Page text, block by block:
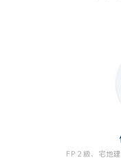
FP２級、宅地